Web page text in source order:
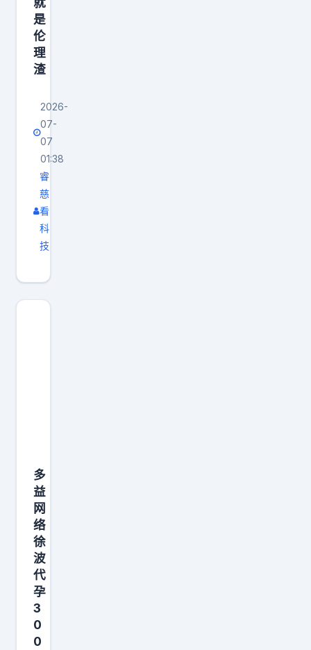
是
伦
理
渣
2026-
07-
07
01:38
睿
慈
看
科
技
多
益
网
络
徐
波
代
孕
3
0
0